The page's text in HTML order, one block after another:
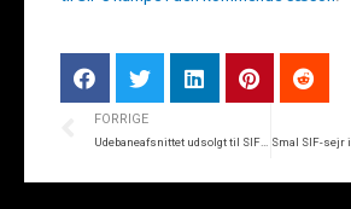
FORRIGE
Udebaneafsnittet udsolgt til SIF-Brøndby